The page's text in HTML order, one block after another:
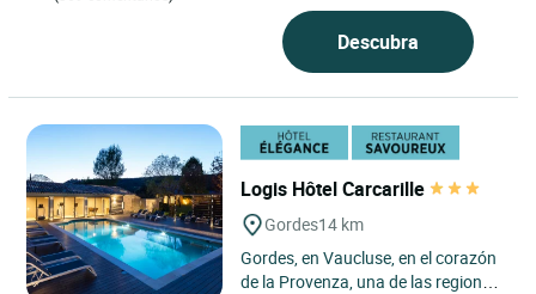
Descubra
Logis Hôtel Carcarille
Gordes14 km
Gordes, en Vaucluse, en el corazón
de la Provenza, una de las regiones